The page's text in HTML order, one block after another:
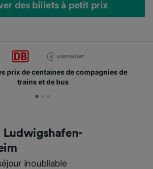
des billets à petit prix
prix de centaines de compagnies de
trains et de bus
Ludwigshafen-
inoubliable